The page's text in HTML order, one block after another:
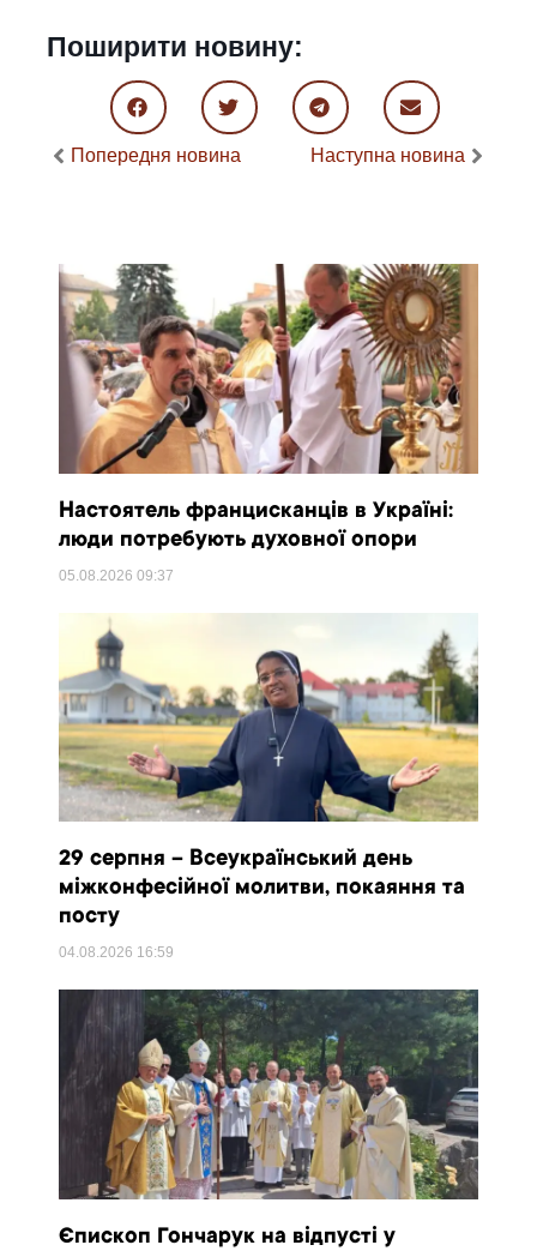
Поширити новину:
Попередня новина Наступна новина
Настоятель францисканців в Україні:
люди потребують духовної опори
05.08.202609:37
29 серпня – Всеукраїнський день
міжконфесійної молитви, покаяння та
посту
04.08.2026 16:59
Єпископ Гончарук на відпусті у